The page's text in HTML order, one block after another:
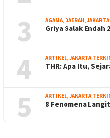
3 AGAMA, DAERAH,
Griya Salak
4 ARTIKEL, JAKARTA
THR: Apa Itu,
5 ARTIKEL, JAKARTA
8 Fenomena